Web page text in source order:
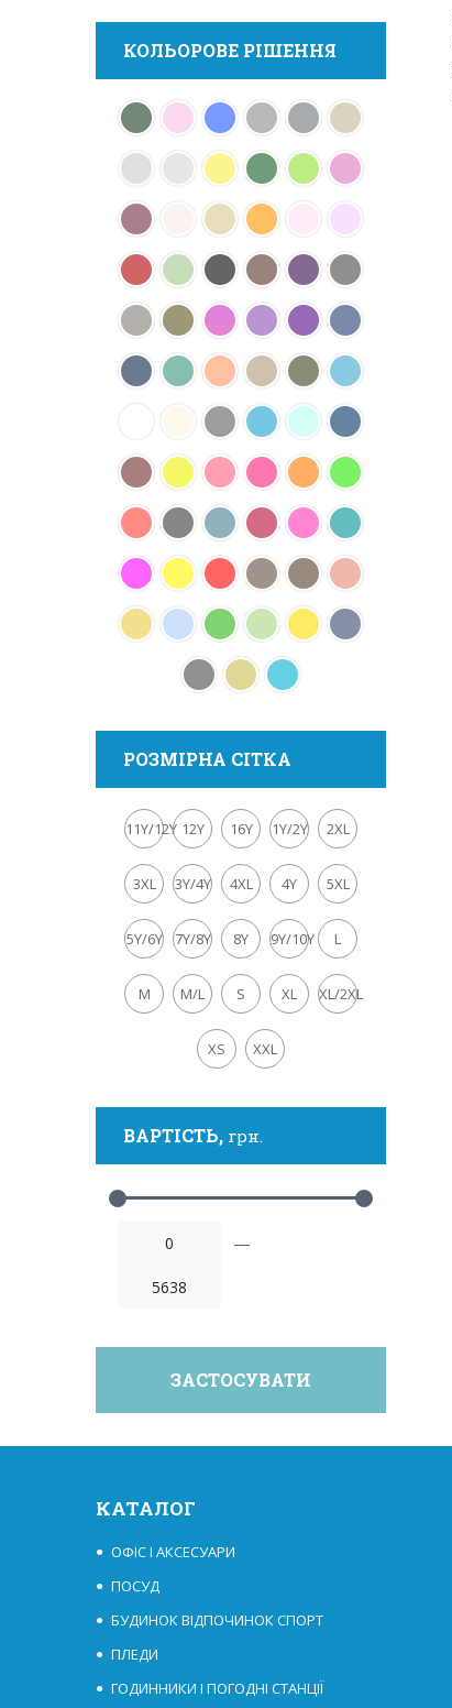
КОЛЬОРОВЕ РІШЕННЯ
РОЗМІРНА СІТКА
11Y/12Y 12Y 16Y 1Y/2Y 2XL
3XL 3Y/4Y 4XL 4Y 5XL
5Y/6Y 7Y/8Y 8Y 9Y/10Y L
M M/L S XL XL/2XL
XS XXL
ВАРТІСТЬ, грн.
—
КАТАЛОГ
ОФІС І АКСЕСУАРИ
ПОСУД
БУДИНОК ВІДПОЧИНОК СПОРТ
ПЛЕДИ
ГОДИННИКИ І ПОГОДНІ СТАНЦІЇ